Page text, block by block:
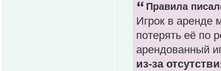
Правила
Игрок в аренде
потерять её по
арендованный
из-за